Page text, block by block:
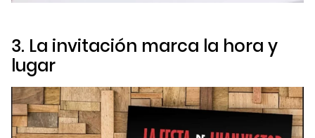
3. La invitación marca la hora y
lugar